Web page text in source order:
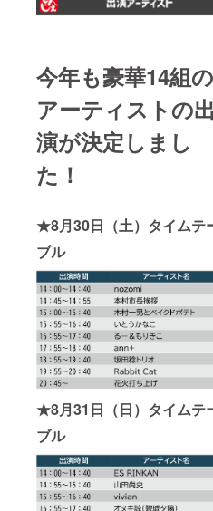
今年も豪華14組の
アーティストの出
演が決定しまし
た！
★8月30日（土）タイムテ
ブル
★8月31日（日）タイムテ
ブル